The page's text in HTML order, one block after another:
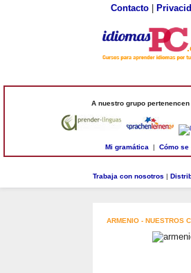
Contacto|
A nuestro grupo
Mi gramática | Cómo se
Trabaja con nosotros |
ARMENIO - NUESTROS